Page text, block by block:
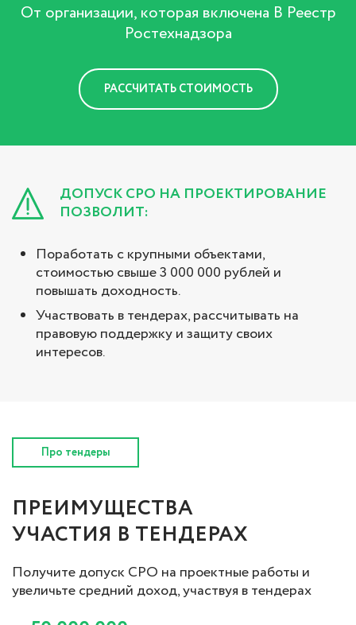
От организации, которая включена В Реестр
Ростехнадзора
РАССЧИТАТЬ СТОИМОСТЬ
ДОПУСК СРО НА ПРОЕКТИРОВАНИЕ
ПОЗВОЛИТ:
Поработать с крупными объектами,
стоимостью свыше 3 000 000 рублей и
повышать доходность.
Участвовать в тендерах, рассчитывать на
правовую поддержку и защиту своих
интересов.
Про тендеры
ПРЕИМУЩЕСТВА
УЧАСТИЯ В ТЕНДЕРАХ
Получите допуск СРО на проектные работы и
увеличьте средний доход, участвуя в тендерах